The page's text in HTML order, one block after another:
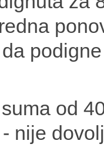
od
nije